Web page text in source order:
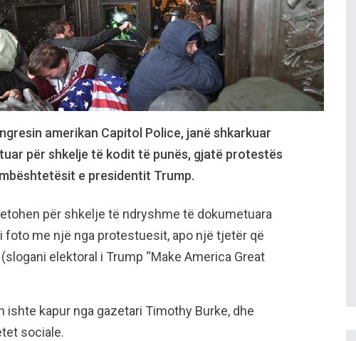
amerikan Capitol Police, janë shkarkuar
për shkelje të kodit të punës, gjatë protestës
e presidentit Trump.
për shkelje të ndryshme të dokumetuara
me një nga protestuesit, apo një tjetër që
elektoral i Trump “Make America Great
ishte kapur nga gazetari Timothy Burke, dhe
sociale.